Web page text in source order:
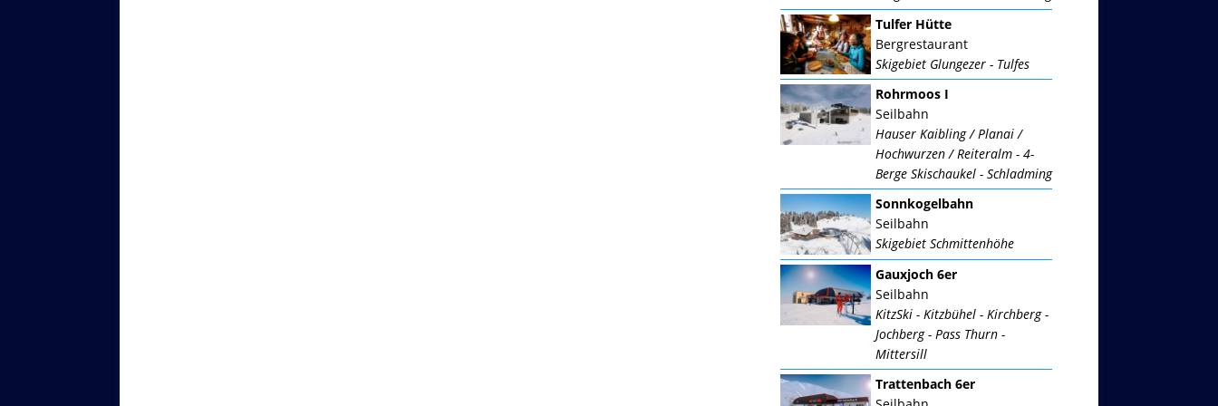
Tulfer Hütte
Bergrestaurant
Skigebiet Glungezer - Tulfes
Rohrmoos I
Seilbahn
Hauser Kaibling / Planai /
Hochwurzen / Reiteralm - 4-
Berge Skischaukel - Schladming
Sonnkogelbahn
Seilbahn
Skigebiet Schmittenhöhe
Gauxjoch 6er
Seilbahn
KitzSki - Kitzbühel - Kirchberg -
Jochberg - Pass Thurn -
Mittersill
Trattenbach 6er